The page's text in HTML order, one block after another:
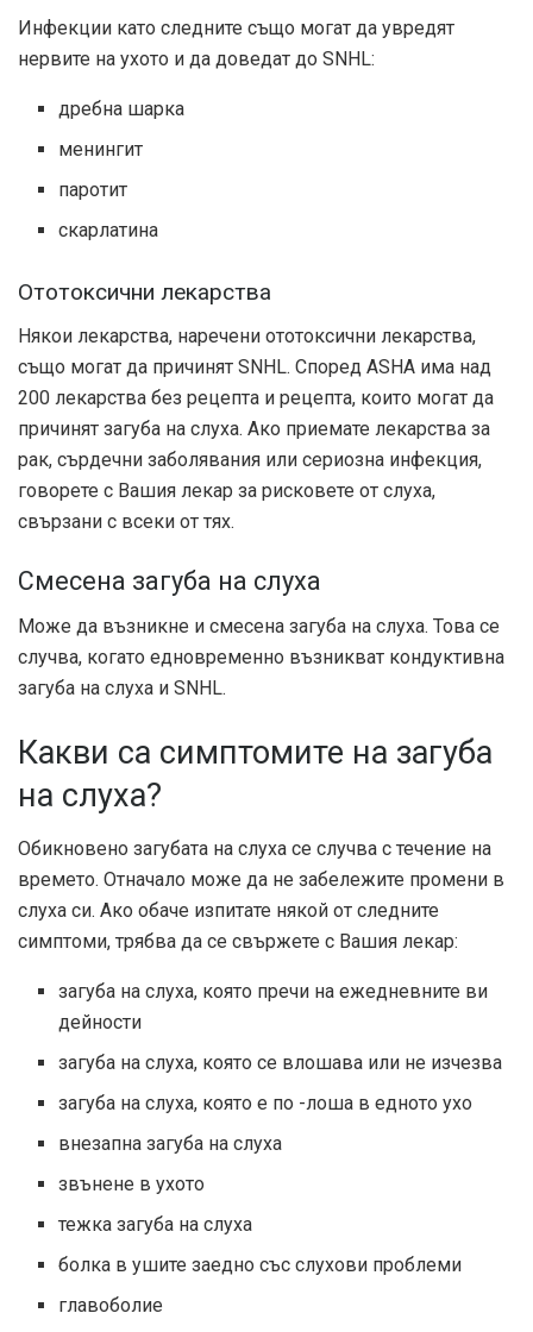
Инфекции като следните също могат да увредят
нервите на ухото и да доведат до SNHL:
дребна шарка
менингит
паротит
скарлатина
Ототоксични лекарства
Някои лекарства, наречени ототоксични лекарства,
също могат да причинят SNHL. Според ASHA има над
200 лекарства без рецепта и рецепта, които могат да
причинят загуба на слуха. Ако приемате лекарства за
рак, сърдечни заболявания или сериозна инфекция,
говорете с Вашия лекар за рисковете от слуха,
свързани с всеки от тях.
Смесена загуба на слуха
Може да възникне и смесена загуба на слуха. Това се
случва, когато едновременно възникват кондуктивна
загуба на слуха и SNHL.
Какви са симптомите на загуба
на слуха?
Обикновено загубата на слуха се случва с течение на
времето. Отначало може да не забележите промени в
слуха си. Ако обаче изпитате някой от следните
симптоми, трябва да се свържете с Вашия лекар:
загуба на слуха, която пречи на ежедневните ви
дейности
загуба на слуха, която се влошава или не изчезва
загуба на слуха, която е по -лоша в едното ухо
внезапна загуба на слуха
звънене в ухото
тежка загуба на слуха
болка в ушите заедно със слухови проблеми
главоболие